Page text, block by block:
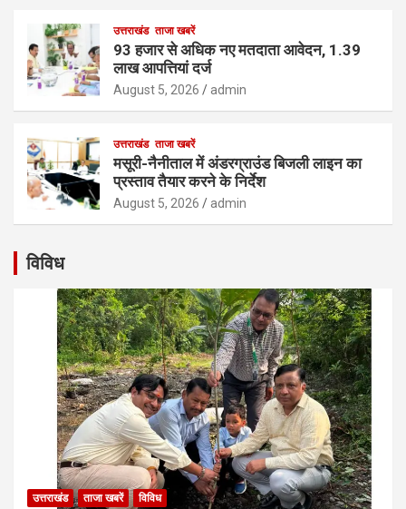
उत्तराखंड ताजा खबरें
93 हजार से अधिक नए मतदाता आवेदन, 1.39
लाख आपत्तियां दर्ज
August 5, 2026 admin
उत्तराखंड ताजा खबरें
मसूरी-नैनीताल में अंडरग्राउंड बिजली लाइन का
प्रस्ताव तैयार करने के निर्देश
August 5, 2026 admin
विविध
उत्तराखंड ताजा खबरें विविध